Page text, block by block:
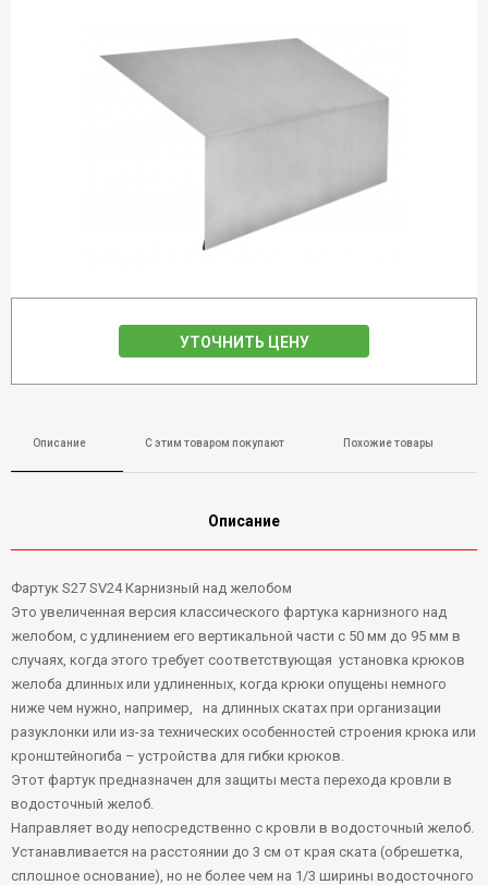
УТОЧНИТЬ ЦЕНУ
Описание С этим товаром покупают Похожие товары
Описание
Фартук S27 SV24 Карнизный над желобом
Это увеличенная версия классического фартука карнизного над
желобом, с удлинением его вертикальной части с 50 мм до 95 мм в
случаях, когда этого требует соответствующая установка крюков
желоба длинных или удлиненных, когда крюки опущены немного
ниже чем нужно, например, на длинных скатах при организации
разуклонки или из-за технических особенностей строения крюка или
кронштейногиба – устройства для гибки крюков.
Этот фартук предназначен для защиты места перехода кровли в
водосточный желоб.
Направляет воду непосредственно с кровли в водосточный желоб.
Устанавливается на расстоянии до 3 см от края ската (обрешетка,
сплошное основание), но не более чем на 1/3 ширины водосточного